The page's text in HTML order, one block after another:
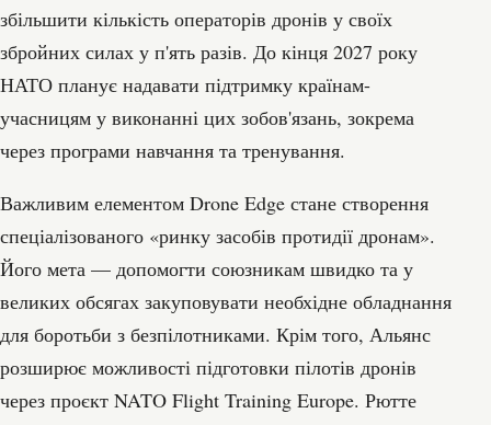
збільшити кількість операторів дронів у своїх
збройних силах у п'ять разів. До кінця 2027 року
НАТО планує надавати підтримку країнам-
учасницям у виконанні цих зобов'язань, зокрема
через програми навчання та тренування.
Важливим елементом Drone Edge стане створення
спеціалізованого «ринку засобів протидії дронам».
Його мета — допомогти союзникам швидко та у
великих обсягах закуповувати необхідне обладнання
для боротьби з безпілотниками. Крім того, Альянс
розширює можливості підготовки пілотів дронів
через проєкт NATO Flight Training Europe. Рютте